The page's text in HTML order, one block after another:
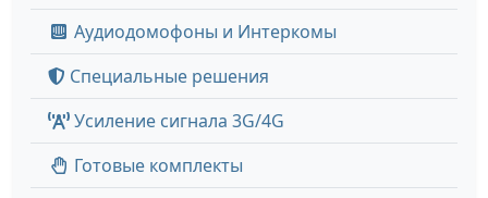
Аудиодомофоны и Интеркомы
Специальные решения
Усиление сигнала 3G/4G
Готовые комплекты